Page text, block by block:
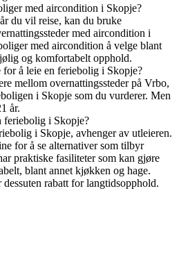
med aircondition i Skopje?
du vil reise, kan du bruke
med aircondition i
med aircondition å velge blant
og komfortabelt opphold.
å leie en feriebolig i Skopje?
mellom overnattingssteder på Vrbo,
i Skopje som du vurderer. Men
år.
feriebolig i Skopje?
i Skopje, avhenger av utleieren.
for å se alternativer som tilbyr
praktiske fasiliteter som kan gjøre
blant annet kjøkken og hage.
rabatt for langtidsopphold.